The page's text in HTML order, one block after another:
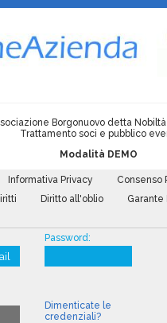
Borgonuovo detta
Trattamento soci e pubblico
Modalità DEMO
Informativa Privacy
Consenso
Diritto all'oblio
Garante
Password:
Dimenticate le
credenziali?